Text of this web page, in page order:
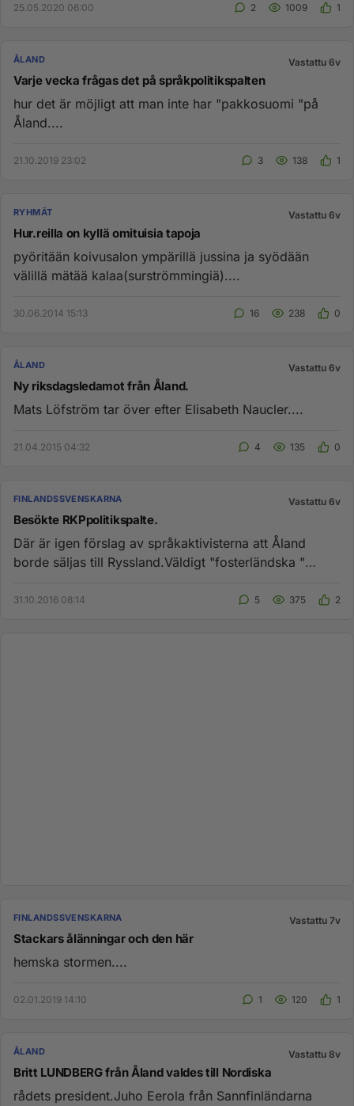
25.05.2020 06:00 2 1009 1
ÅLAND Vastattu 6v
Varje vecka frågas det på språkpolitikspalten
hur det är möjligt att man inte har "pakkosuomi "på
Åland....
21.10.2019 23:02 3 138 1
RYHMÄT Vastattu 6v
Hur.reilla on kyllä omituisia tapoja
pyöritään koivusalon ympärillä jussina ja syödään
välillä mätää kalaa(surströmmingiä)....
30.06.2014 15:13 16 238 0
ÅLAND Vastattu 6v
Ny riksdagsledamot från Åland.
Mats Löfström tar över efter Elisabeth Naucler....
21.04.2015 04:32 4 135 0
FINLANDSSVENSKARNA Vastattu 6v
Besökte RKPpolitikspalte.
Där är igen förslag av språkaktivisterna att Åland
borde säljas till Ryssland.Väldigt "fosterländska "
31.10.2016 08:14 5 375 2
FINLANDSSVENSKARNA Vastattu 7v
Stackars ålänningar och den här
hemska stormen....
02.01.2019 14:10 1 120 1
ÅLAND Vastattu 8v
Britt LUNDBERG från Åland valdes till Nordiska
rådets president.Juho Eerola från Sannfinländarna